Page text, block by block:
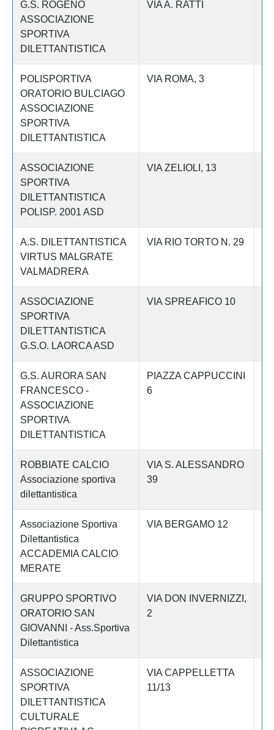
G.S. ROGENO
ASSOCIAZIONE
SPORTIVA
DILETTANTISTICA
VIA A. RATTI
POLISPORTIVA
ORATORIO BULCIAGO
ASSOCIAZIONE
SPORTIVA
DILETTANTISTICA
VIA ROMA, 3
ASSOCIAZIONE
SPORTIVA
DILETTANTISTICA
POLISP. 2001 ASD
VIA ZELIOLI, 13
A.S. DILETTANTISTICA
VIRTUS MALGRATE
VALMADRERA
VIA RIO TORTO N. 29
ASSOCIAZIONE
SPORTIVA
DILETTANTISTICA
G.S.O. LAORCA ASD
VIA SPREAFICO 10
G.S. AURORA SAN
FRANCESCO -
ASSOCIAZIONE
SPORTIVA
DILETTANTISTICA
PIAZZA CAPPUCCINI
6
ROBBIATE CALCIO
Associazione sportiva
dilettantistica
VIA S. ALESSANDRO
39
Associazione Sportiva
Dilettantistica
ACCADEMIA CALCIO
MERATE
VIA BERGAMO 12
GRUPPO SPORTIVO
ORATORIO SAN
GIOVANNI - Ass.Sportiva
Dilettantistica
VIA DON INVERNIZZI,
2
ASSOCIAZIONE
SPORTIVA
DILETTANTISTICA
CULTURALE
VIA CAPPELLETTA
11/13